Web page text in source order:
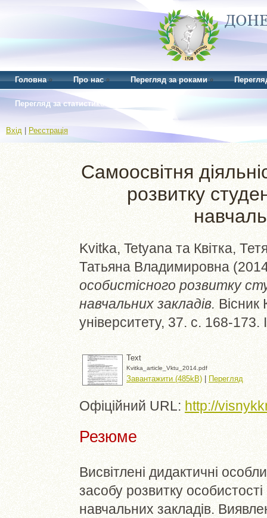
Головна Про нас Перегляд за роками
Перегляд за статистикою
Вхід Реєстрація
Самоосвітня
розвитку
Kvitka, Tetyana та Квітка,
Татьяна Владимировна
особистісного розвитку
навчальних закладів. Вісник
університету, 37. с. 168-
Text
Kvitka_article_Vktu_2014.pdf
Завантажити (485kB) | Перегляд
Офіційний URL: http://
Резюме
Висвітлені дидактичні
засобу розвитку
навчальних закладів.